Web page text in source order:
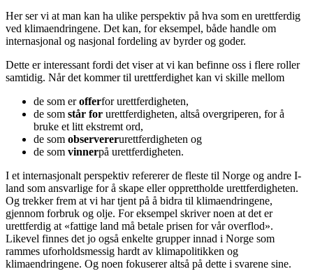
Her ser vi at man kan ha ulike perspektiv på hva som en urettferdig
ved klimaendringene. Det kan, for eksempel, både handle om
internasjonal og nasjonal fordeling av byrder og goder.
Dette er interessant fordi det viser at vi kan befinne oss i flere roller
samtidig. Når det kommer til urettferdighet kan vi skille mellom
de som erofferfor urettferdigheten,
de som står for urettferdigheten, altså overgriperen, for å
bruke et litt ekstremt ord,
de som observererurettferdigheten og
de som vinnerpå urettferdigheten.
I et internasjonalt perspektiv refererer de fleste til Norge og andre I-
land som ansvarlige for å skape eller opprettholde urettferdigheten.
Og trekker frem at vi har tjent på å bidra til klimaendringene,
gjennom forbruk og olje. For eksempel skriver noen at det er
urettferdig at «fattige land må betale prisen for vår overflod».
Likevel finnes det jo også enkelte grupper innad i Norge som
rammes uforholdsmessig hardt av klimapolitikken og
klimaendringene. Og noen fokuserer altså på dette i svarene sine.